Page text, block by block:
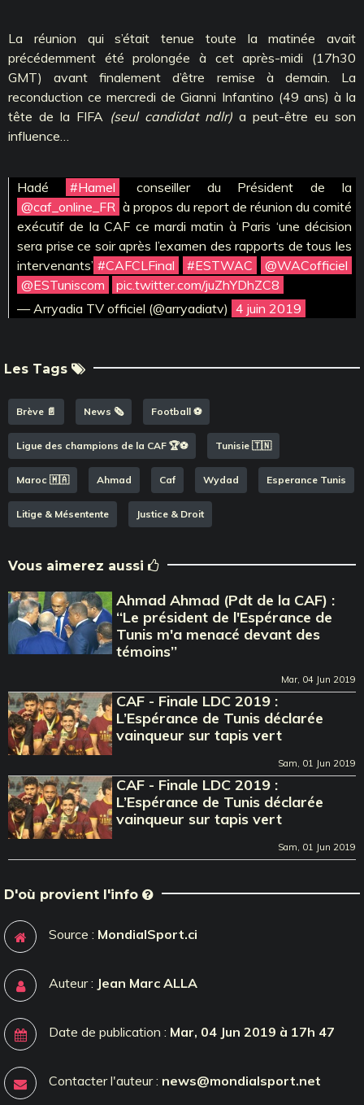
La réunion qui s’était tenue toute la matinée avait
précédemment été prolongée à cet après-midi (17h30
GMT) avant finalement d’être remise à demain. La
reconduction ce mercredi de Gianni Infantino (49 ans) à la
tête de la FIFA (seul candidat ndlr) a peut-être eu son
influence…
Hadé #Hamel
conseiller du Président de la
@caf_online_FR à propos du report de réunion du comité
exécutif de la CAF ce mardi matin à Paris ‘une décision
sera prise ce soir après l’examen des rapports de tous les
intervenants’ #CAFCLFinal #ESTWAC
@WACofficiel
@ESTuniscom
pic.twitter.com/juZhYDhZC8
— Arryadia TV officiel (@arryadiatv) 4 juin 2019
Les Tags
Brève 📄 News 🗞️ Football ⚽️
Ligue des champions de la CAF 🏆⚽️ Tunisie 🇹🇳
Maroc 🇲🇦 Ahmad Caf Wydad Esperance Tunis
Litige & Mésentente Justice & Droit
Vous aimerez aussi
Ahmad Ahmad (Pdt de la CAF) :
‘‘Le président de l'Espérance de
Tunis m'a menacé devant des
témoins’’
Mar, 04 Jun 2019
CAF - Finale LDC 2019 :
L’Espérance de Tunis déclarée
vainqueur sur tapis vert
Sam, 01 Jun 2019
CAF - Finale LDC 2019 :
L’Espérance de Tunis déclarée
vainqueur sur tapis vert
Sam, 01 Jun 2019
D'où provient l'info
Source : MondialSport.ci
Auteur : Jean Marc ALLA
Date de publication : Mar, 04 Jun 2019 à 17h 47
Contacter l'auteur : news@mondialsport.net